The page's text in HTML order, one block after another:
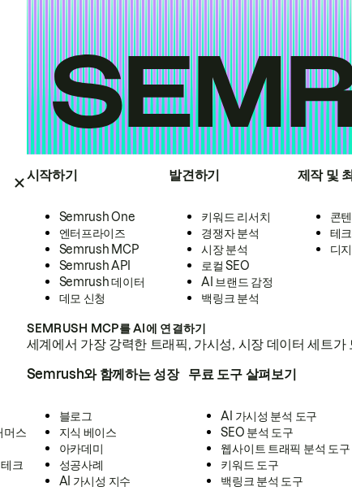
시작하기
Semrush One
엔터프라이즈
Semrush MCP
Semrush API
Semrush 데이터
데모 신청
발견하기
키워드 리서치
경쟁자 분석
시장 분석
로컬 SEO
AI 브랜드 감정
백링크 분석
제작 및
콘
테
디
SEMRUSH MCP를 AI에 연결하기
세계에서 가장 강력한 트래픽, 가시성, 시장 데이터 세트
머스
크
Semrush와 함께하는 성장
블로그
지식 베이스
아카데미
성공사례
AI 가시성 지수
무료 도구 살펴보기
AI 가시성 분석 도구
SEO 분석 도구
웹사이트 트래픽 분석 도구
키워드 도구
백링크 분석 도구